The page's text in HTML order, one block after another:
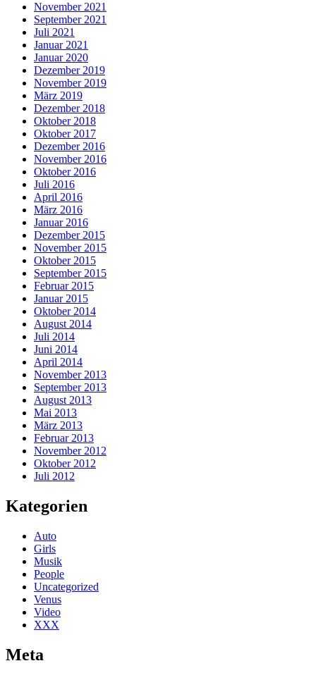
November 2021
September 2021
Juli 2021
Januar 2021
Januar 2020
Dezember 2019
November 2019
März 2019
Dezember 2018
Oktober 2018
Oktober 2017
Dezember 2016
November 2016
Oktober 2016
Juli 2016
April 2016
März 2016
Januar 2016
Dezember 2015
November 2015
Oktober 2015
September 2015
Februar 2015
Januar 2015
Oktober 2014
August 2014
Juli 2014
Juni 2014
April 2014
November 2013
September 2013
August 2013
Mai 2013
März 2013
Februar 2013
November 2012
Oktober 2012
Juli 2012
Kategorien
Auto
Girls
Musik
People
Uncategorized
Venus
Video
XXX
Meta